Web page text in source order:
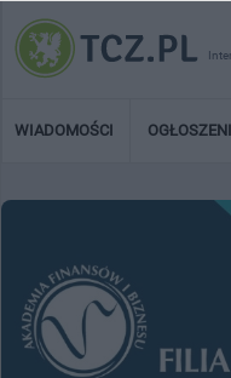
WIADOMOŚCI